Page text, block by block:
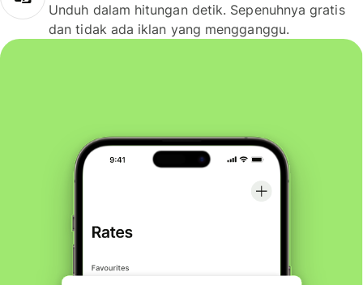
Unduh dalam hitungan detik. Sepenuhnya gratis
dan tidak ada iklan yang mengganggu.